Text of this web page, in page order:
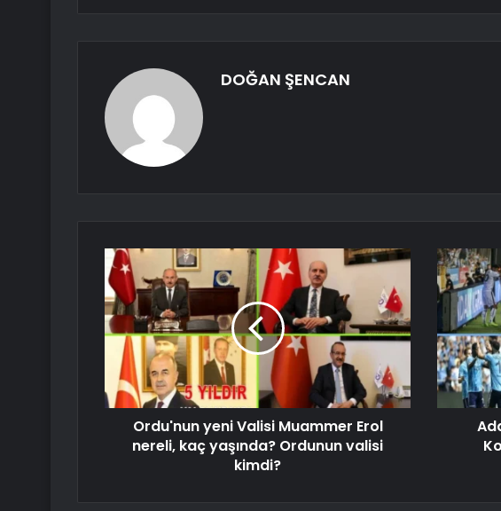
DOĞAN ŞENCAN
Ordu'nun yeni Valisi Muammer Erol
nereli, kaç yaşında? Ordunun valisi
kimdi?